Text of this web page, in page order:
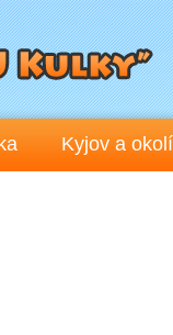
Kyjov a okolí